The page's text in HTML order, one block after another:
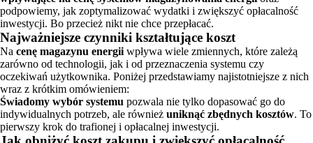
podpowiemy, jak zoptymalizować wydatki i zwiększyć opłacalność
inwestycji. Bo przecież nikt nie chce przepłacać.
Najważniejsze czynniki kształtujące koszt
Na cenę magazynu energii wpływa wiele zmiennych, które zależą
zarówno od technologii, jak i od przeznaczenia systemu czy
oczekiwań użytkownika. Poniżej przedstawiamy najistotniejsze z nich
wraz z krótkim omówieniem:
Świadomy wybór systemu pozwala nie tylko dopasować go do
indywidualnych potrzeb, ale również uniknąć zbędnych kosztów. To
pierwszy krok do trafionej i opłacalnej inwestycji.